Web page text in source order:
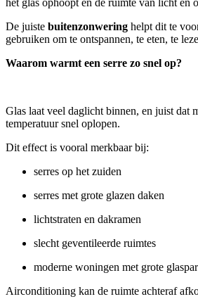
het glas ophoopt en de ruimte van licht en
De juiste buitenzonwering helpt dit te
gebruiken om te ontspannen, te eten, te
Waarom warmt een serre zo snel op?
Glas laat veel daglicht binnen, en juist dat
temperatuur snel oplopen.
Dit effect is vooral merkbaar bij:
serres op het zuiden
serres met grote glazen daken
lichtstraten en dakramen
slecht geventileerde ruimtes
moderne woningen met grote
Airconditioning kan de ruimte achteraf